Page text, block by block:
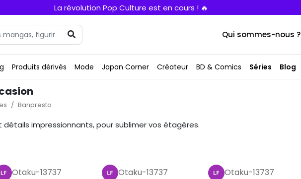
La révolution Pop Culture est en cours ! 🔥
Qui sommes-nous ?
Produits dérivés Mode Japan Corner Créateur BD & Comics Séries Blog
Banpresto
impressionnants, pour sublimer vos étagères.
Otaku-13737 Otaku-13737 Otaku-13737